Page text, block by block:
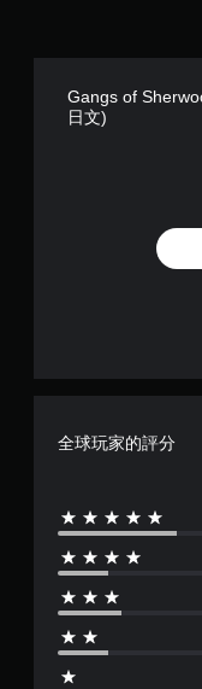
Gangs of
日文)
全球玩家的評分